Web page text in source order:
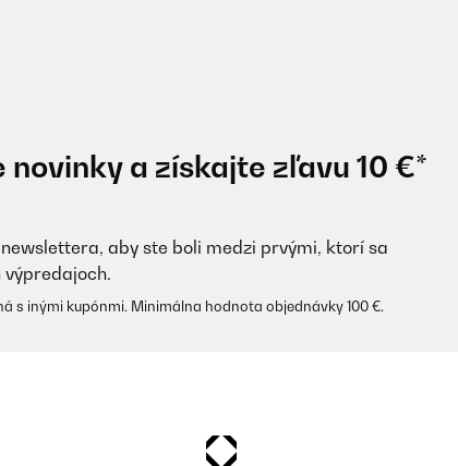
novinky a získajte zľavu 10 €*
aby ste boli medzi prvými, ktorí sa
s inými kupónmi. Minimálna hodnota objednávky 100 €.